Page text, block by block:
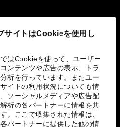
サイトはCookieを使用し
はCookieを使って、ユーザー
ンテンツや広告の表示、トラ
析を行っています。またユー
イトの利用状況についても情
ソーシャルメディアや広告配
析の各パートナーに情報を共
。ここで収集された情報は、
パートナーに提供した他の情
み